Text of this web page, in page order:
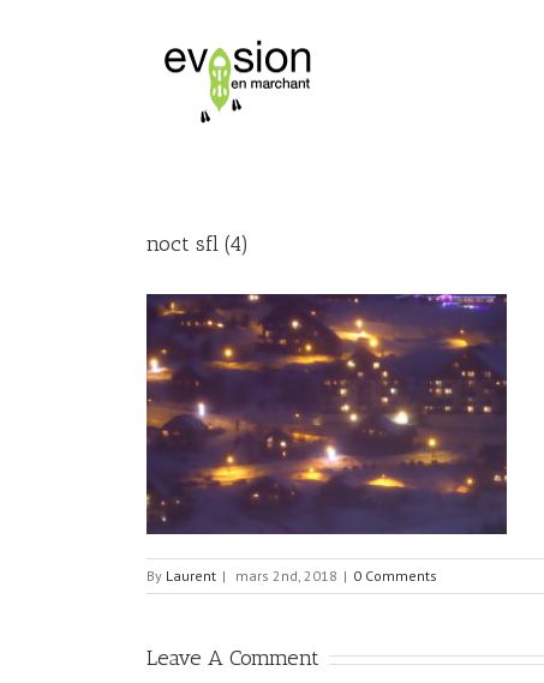
noct sfl (4)
By Laurent | mars 2nd, 2018 | 0 Comments
Leave A Comment